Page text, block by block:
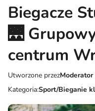
Biegacze
🌉
centrum
Utworzone przezModerator
Kategoria:Sport/Bieganie